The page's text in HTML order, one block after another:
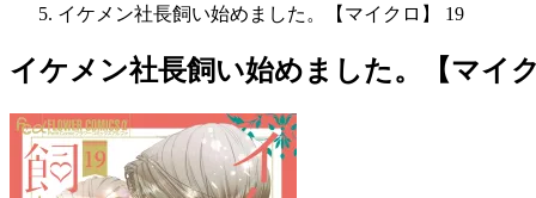
イケメン社長飼い始めました。【マイクロ】 19
イケメン社長飼い始めました。【マイ